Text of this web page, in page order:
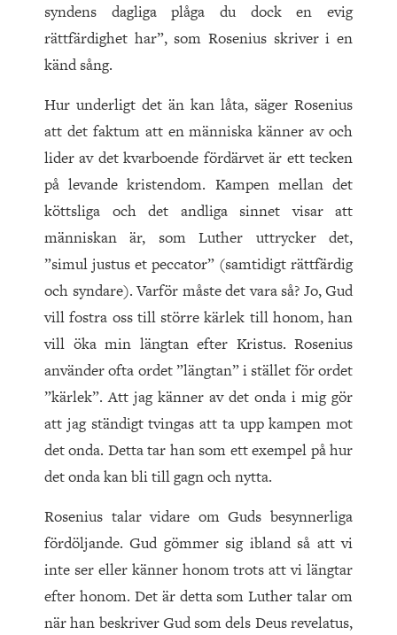
syndens dagliga plåga du dock en evig
rättfärdighet har”, som Rosenius skriver i en
känd sång.
Hur underligt det än kan låta, säger Rosenius
att det faktum att en människa känner av och
lider av det kvarboende fördärvet är ett tecken
på levande kristendom. Kampen mellan det
köttsliga och det andliga sinnet visar att
människan är, som Luther uttrycker det,
”simul justus et peccator” (samtidigt rättfärdig
och syndare). Varför måste det vara så? Jo, Gud
vill fostra oss till större kärlek till honom, han
vill öka min längtan efter Kristus. Rosenius
använder ofta ordet ”längtan” i stället för ordet
”kärlek”. Att jag känner av det onda i mig gör
att jag ständigt tvingas att ta upp kampen mot
det onda. Detta tar han som ett exempel på hur
det onda kan bli till gagn och nytta.
Rosenius talar vidare om Guds besynnerliga
fördöljande. Gud gömmer sig ibland så att vi
inte ser eller känner honom trots att vi längtar
efter honom. Det är detta som Luther talar om
när han beskriver Gud som dels Deus revelatus,